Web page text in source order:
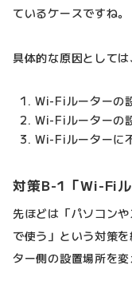
ているケースですね。
具体的な原因としては
Wi-Fiルーターの
Wi-Fiルーターの
Wi-Fiルーターに
対策B-1「Wi-Fiル
先ほどは「パソコン
で使う」という対策
ター側の設置場所を変